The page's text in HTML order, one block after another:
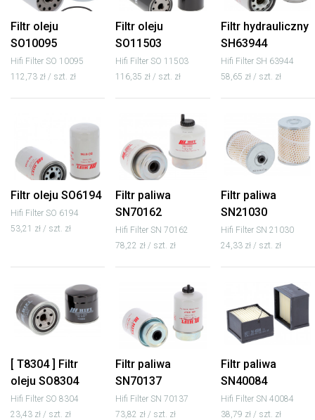
Filtr oleju
SO10095
Hifi Filter SO 10095
112,73 zł / szt. zł
Filtr oleju
SO11503
Hifi Filter SO 11503
116,35 zł / szt. zł
Filtr hydrauliczny
SH63944
Hifi Filter SH 63944
58,65 zł / szt. zł
Filtr oleju SO6194
Hifi Filter SO 6194
53,21 zł / szt. zł
Filtr paliwa
SN70162
Hifi Filter SN 70162
78,22 zł / szt. zł
Filtr paliwa
SN21030
Hifi Filter SN 21030
24,33 zł / szt. zł
[ T8304 ] Filtr
oleju SO8304
Hifi Filter SO 8304
23,43 zł / szt. zł
Filtr paliwa
SN70137
Hifi Filter SN 70137
73,82 zł / szt. zł
Filtr paliwa
SN40084
Hifi Filter SN 40084
38,79 zł / szt. zł